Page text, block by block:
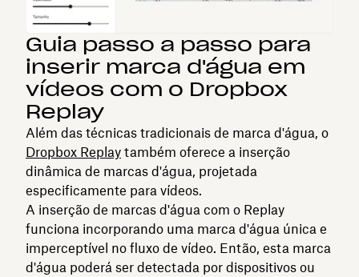
Guia passo a passo para
inserir marca d'água em
vídeos com o Dropbox
Replay
Além das técnicas tradicionais de marca d'água, o
Dropbox Replay também oferece a inserção
dinâmica de marcas d'água, projetada
especificamente para vídeos.
A inserção de marcas d'água com o Replay
funciona incorporando uma marca d'água única e
imperceptível no fluxo de vídeo. Então, esta marca
d'água poderá ser detectada por dispositivos ou